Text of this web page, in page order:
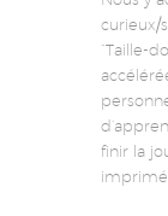
curieux/
“Taille-
finir la